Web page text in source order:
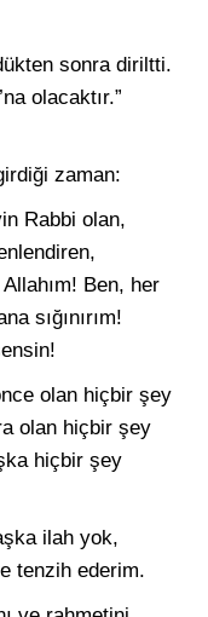
sonra diriltti.
olacaktır.”
zaman:
Rabbi olan,
Allahım! Ben, her
sığınırım!
olan hiçbir şey
olan hiçbir şey
hiçbir şey
ilah yok,
tenzih ederim.